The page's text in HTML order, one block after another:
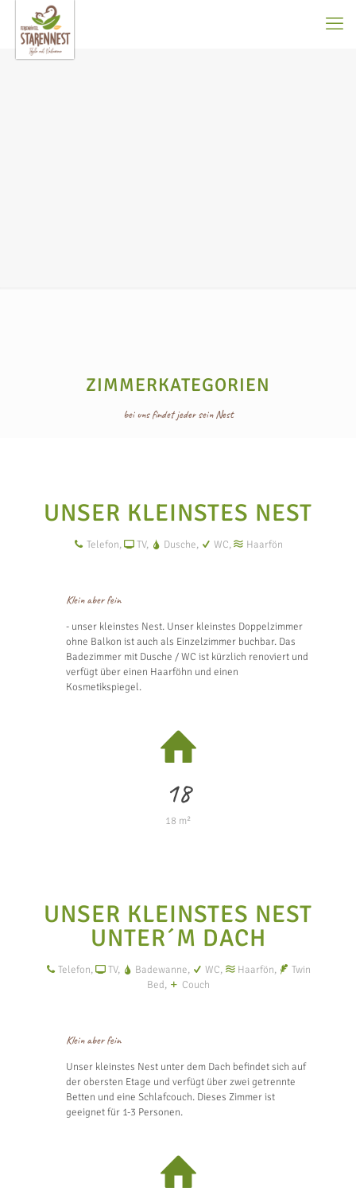
ZIMMERKATEGORIEN
bei uns findet jeder sein Nest
UNSER KLEINSTES NEST
Telefon, TV, Dusche, WC, Haarfön
Klein aber fein
- unser kleinstes Nest. Unser kleinstes Doppelzimmer
ohne Balkon ist auch als Einzelzimmer buchbar. Das
Badezimmer mit Dusche / WC ist kürzlich renoviert und
verfügt über einen Haarföhn und einen
Kosmetikspiegel.
18
18 m²
UNSER KLEINSTES NEST
UNTER´M DACH
Telefon, TV, Badewanne, WC, Haarfön,
Twin
Bed,
Couch
Klein aber fein
Unser kleinstes Nest unter dem Dach befindet sich auf
der obersten Etage und verfügt über zwei getrennte
Betten und eine Schlafcouch. Dieses Zimmer ist
geeignet für 1-3 Personen.